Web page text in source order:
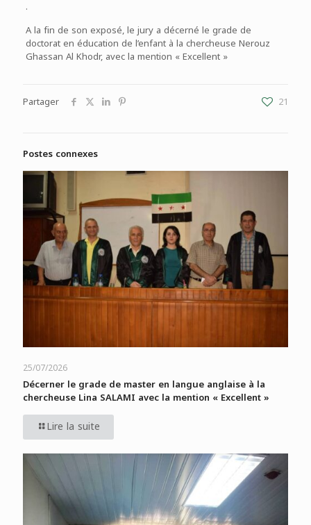
.
A la fin de son exposé, le jury a décerné le grade de
doctorat en éducation de l’enfant à la chercheuse Nerouz
Ghassan Al Khodr, avec la mention « Excellent »
Partager 21
Postes connexes
25/07/2026
Décerner le grade de master en langue anglaise à la
chercheuse Lina SALAMI avec la mention « Excellent »
Lire la suite